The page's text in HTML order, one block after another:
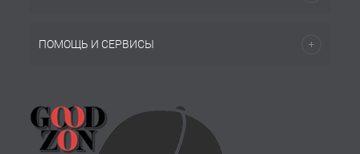
ПОМОЩЬ И СЕРВИСЫ